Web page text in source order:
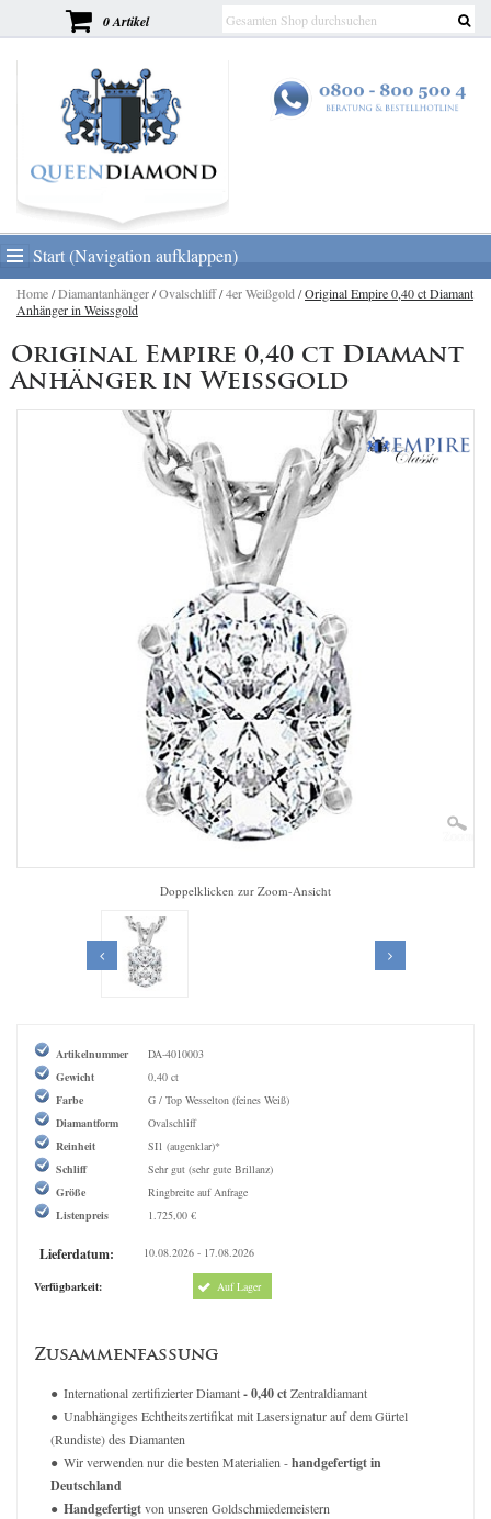
0 Artikel
Start (Navigation aufklappen)
Home/Diamantanhänger/Ovalschliff/4er Weißgold /Original Empire 0,40 ct Diamant
Anhänger in Weissgold
Original Empire 0,40 ct Diamant
Anhänger in Weissgold
Zoom
Doppelklicken zur Zoom-Ansicht
Artikelnummer
DA-4010003
Gewicht
0,40 ct
Farbe
G / Top Wesselton (feines Weiß)
Diamantform
Ovalschliff
Reinheit
SI1 (augenklar)*
Schliff
Sehr gut (sehr gute Brillanz)
Größe
Ringbreite auf Anfrage
Listenpreis
1.725,00 €
Lieferdatum: 10.08.2026 - 17.08.2026
Verfügbarkeit: Auf Lager
Zusammenfassung
International zertifizierter Diamant- 0,40 ctZentraldiamant
Unabhängiges Echtheitszertifikat mit Lasersignatur auf dem Gürtel
(Rundiste) des Diamanten
Wir verwenden nur die besten Materialien -handgefertigt in
Deutschland
Handgefertigtvon unseren Goldschmiedemeistern